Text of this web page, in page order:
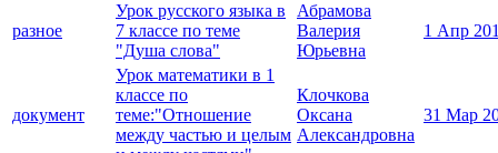
разное
Урок русского языка в
7 классе по теме
"Душа слова"
Абрамова
Валерия
Юрьевна
1 Апр
документ
Урок математики в 1
классе по
теме:"Отношение
между частью и целым
Клочкова
Оксана
Александровна
31 Мар